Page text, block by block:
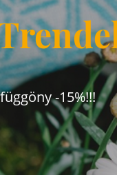
-15%!!!